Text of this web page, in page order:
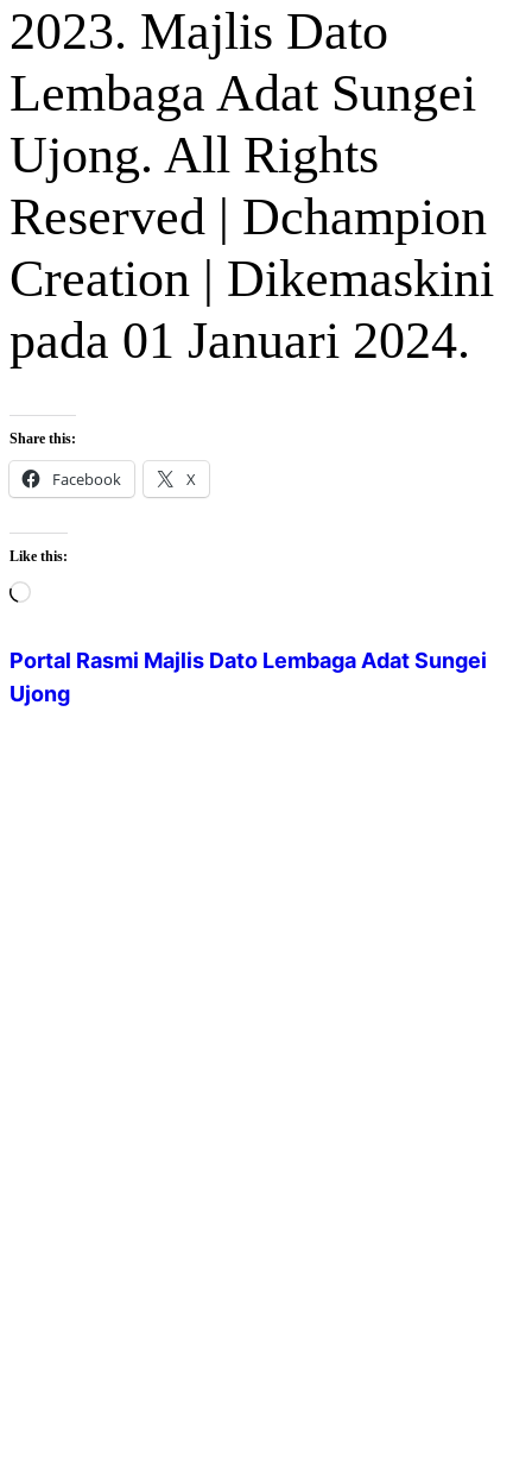
2023. Majlis Dato
Lembaga Adat Sungei
Ujong. All Rights
Reserved | Dchampion
Creation | Dikemaskini
pada 01 Januari 2024.
Share this:
Facebook X
Like this:
Loading…
Portal Rasmi Majlis Dato Lembaga Adat Sungei
Ujong